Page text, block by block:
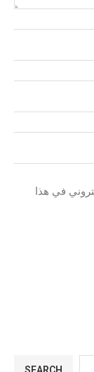
في هذا